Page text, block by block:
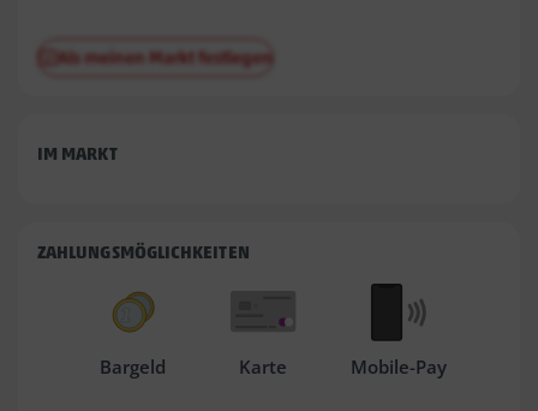
Als meinen Markt festlegen
IM MARKT
ZAHLUNGSMÖGLICHKEITEN
Bargeld Karte Mobile-Pay